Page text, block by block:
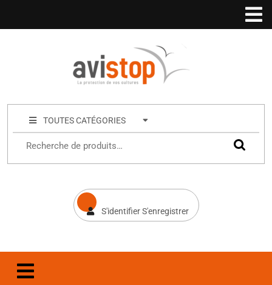
TOUTES CATÉGORIES
S'identifier S'enregistrer